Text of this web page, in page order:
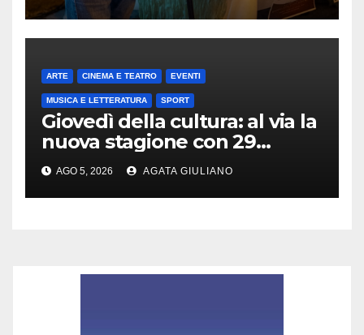
ARTE CINEMA E TEATRO EVENTI
MUSICA E LETTERATURA SPORT
Giovedì della cultura: al via la
nuova stagione con 29
appuntamenti da ottobre a
maggio
AGO 5, 2026 AGATA GIULIANO